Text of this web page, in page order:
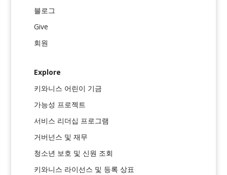
블로그
Give
회원
Explore
키와니스 어린이 기금
가능성 프로젝트
서비스 리더십 프로그램
거버넌스 및 재무
청소년 보호 및 신원 조회
키와니스 라이선스 및 등록 상표